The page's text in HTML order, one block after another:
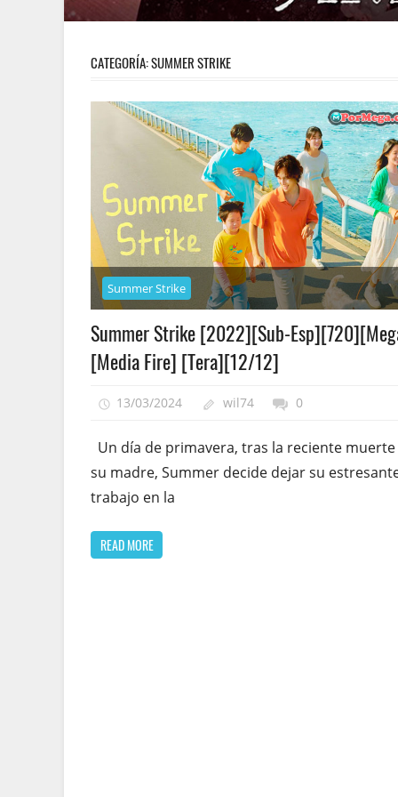
CATEGORÍA:SUMMER STRIKE
Summer Strike
Summer Strike [2022][Sub-
[Media Fire] [Tera][12/12]
13/03/2024 wil74 0
Un día de primavera, tras la reciente
su madre, Summer decide dejar su
trabajo en la
READ MORE